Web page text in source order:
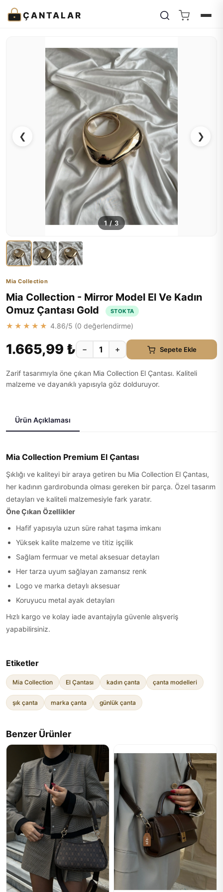
ÇANTALAR
❮ ❯
1/ 3
Mia Collection
Mia Collection - Mirror Model El Ve Kadın
Omuz Çantası Gold
STOKTA
★★★★★ 4.86/5 (0 değerlendirme)
1.665,99 ₺ − + Sepete Ekle
Zarif tasarımıyla öne çıkan Mia Collection El Çantası. Kaliteli
malzeme ve dayanıklı yapısıyla göz dolduruyor.
Ürün Açıklaması
Mia Collection Premium El Çantası
Şıklığı ve kaliteyi bir araya getiren bu Mia Collection El Çantası,
her kadının gardırobunda olması gereken bir parça. Özel tasarım
detayları ve kaliteli malzemesiyle fark yaratır.
Öne Çıkan Özellikler
Hafif yapısıyla uzun süre rahat taşıma imkanı
Yüksek kalite malzeme ve titiz işçilik
Sağlam fermuar ve metal aksesuar detayları
Her tarza uyum sağlayan zamansız renk
Logo ve marka detaylı aksesuar
Koruyucu metal ayak detayları
Hızlı kargo ve kolay iade avantajıyla güvenle alışveriş
yapabilirsiniz.
Etiketler
Mia Collection El Çantası kadın çanta çanta modelleri
şık çanta marka çanta günlük çanta
Benzer Ürünler